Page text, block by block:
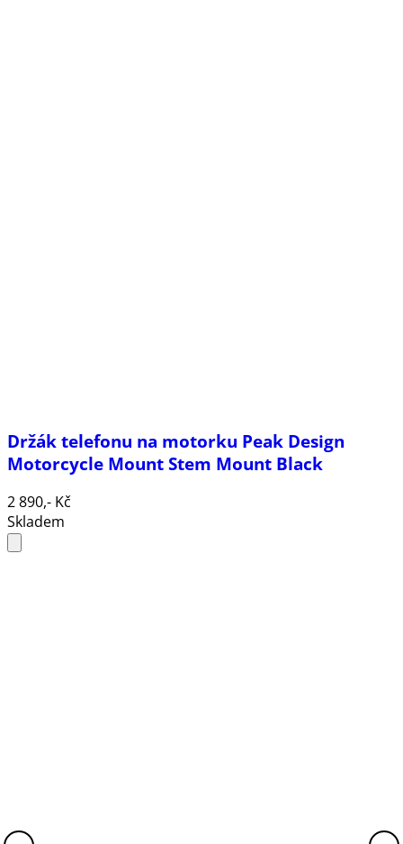
Držák telefonu na motorku Peak Design
Motorcycle Mount Stem Mount Black
2 890,- Kč
Skladem